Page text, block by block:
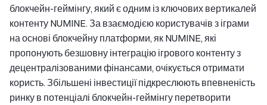
блокчейн-геймінгу, який є одним із ключових вертикалей
контенту NUMINE. За взаємодією користувачів з іграми
на основі блокчейну платформи, як NUMINE, які
пропонують безшовну інтеграцію ігрового контенту з
децентралізованими фінансами, очікується отримати
користь. Збільшені інвестиції підкреслюють впевненість
ринку в потенціалі блокчейн-геймінгу перетворити